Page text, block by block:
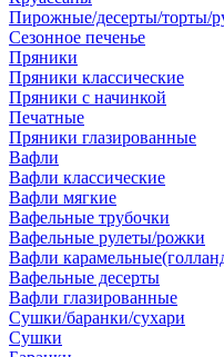
Пирожные/десерты/торты/
Сезонное печенье
Пряники
Пряники классические
Пряники с начинкой
Печатные
Пряники глазированные
Вафли
Вафли классические
Вафли мягкие
Вафельные трубочки
Вафельные рулеты/рожки
Вафли
Вафельные десерты
Вафли глазированные
Сушки/баранки/сухари
Сушки